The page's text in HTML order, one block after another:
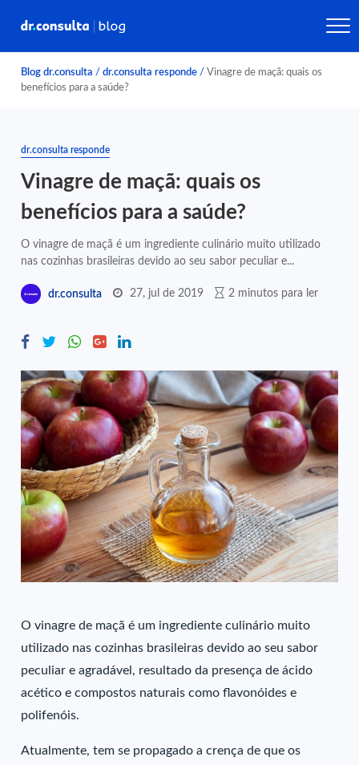
Blog dr.consulta / dr.consulta responde / Vinagre de maçã: quais os
benefícios para a saúde?
dr.consulta responde
Vinagre de maçã: quais os
benefícios para a saúde?
O vinagre de maçã é um ingrediente culinário muito utilizado
nas cozinhas brasileiras devido ao seu sabor peculiar e...
dr.consulta 27, jul de 2019 2 minutos para ler
O vinagre de maçã é um ingrediente culinário muito
utilizado nas cozinhas brasileiras devido ao seu sabor
peculiar e agradável, resultado da presença de ácido
acético e compostos naturais como flavonóides e
polifenóis.
Atualmente, tem se propagado a crença de que os